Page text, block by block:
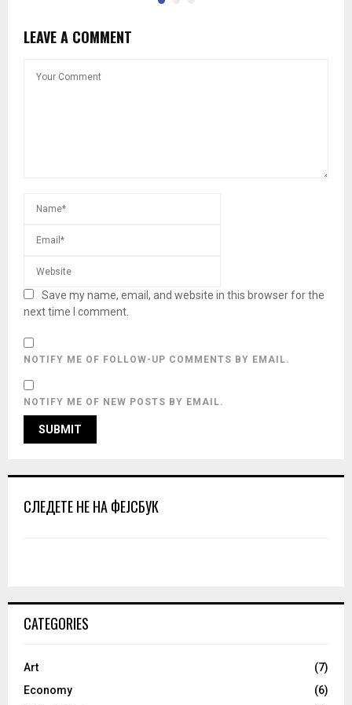
LEAVE A COMMENT
Save my name, email, and website in this browser for the
next time I comment.
NOTIFY ME OF FOLLOW-UP COMMENTS BY EMAIL.
NOTIFY ME OF NEW POSTS BY EMAIL.
СЛЕДЕТЕ НЕ НА ФЕЈСБУК
CATEGORIES
Art
(7)
Economy
(6)